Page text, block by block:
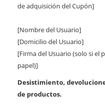
de adquisición del Cupón]
[Nombre del Usuario]
[Domicilio del Usuario]
[Firma del Usuario (solo si el
papel)]
Desistimiento,
de productos.